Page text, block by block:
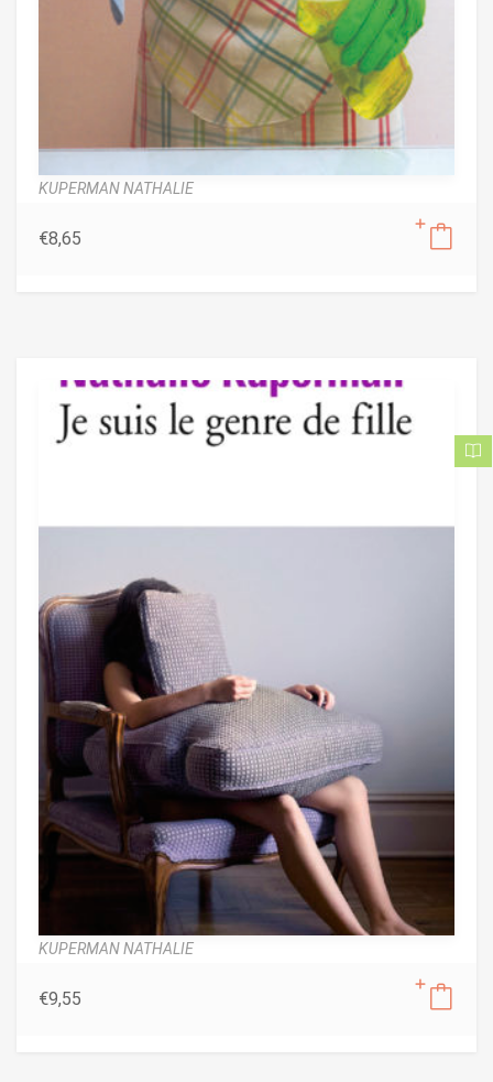
KUPERMAN NATHALIE
€8,65
KUPERMAN NATHALIE
€9,55